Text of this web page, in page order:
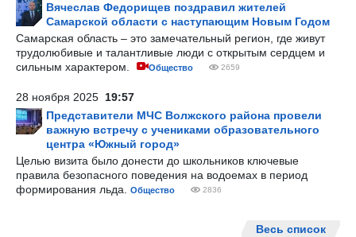
Вячеслав Федорищев поздравил жителей
Самарской области с наступающим Новым Годом
Самарская область – это замечательный регион, где живут
трудолюбивые и талантливые люди с открытым сердцем и
сильным характером.
Общество 2659
28 ноября 2025 19:57
Представители МЧС Волжского района провели
важную встречу с учениками образовательного
центра «Южный город»
Целью визита было донести до школьников ключевые
правила безопасного поведения на водоемах в период
формирования льда.
Общество 2836
Весь список